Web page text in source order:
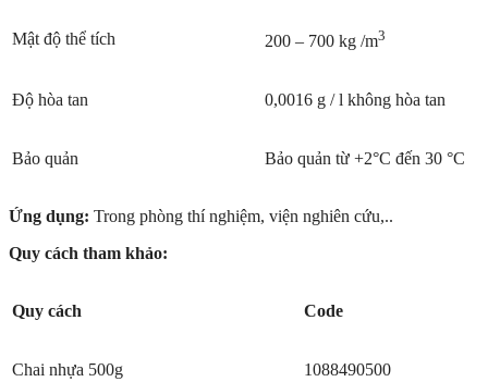
Mật độ thể tích 200 – 700 kg /m3
Độ hòa tan 0,0016 g / l không hòa tan
Bảo quản Bảo quản từ +2°C đến 30 °C
Ứng dụng: Trong phòng thí nghiệm, viện nghiên cứu,..
Quy cách tham khảo:
Quy cách Code
Chai nhựa 500g 1088490500